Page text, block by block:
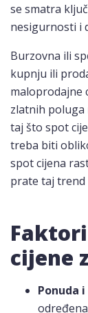
se smatra
nesigurnosti i
Burzovna ili
kupnju ili
maloprodajne
zlatnih poluga
taj što spot
treba biti
spot cijena
prate taj trend
cijene
Ponuda